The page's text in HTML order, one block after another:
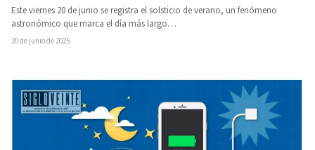
Este viernes 20 de junio se registra el solsticio de verano, un fenómeno
astronómico que marca el día más largo…
20 de junio de 2025